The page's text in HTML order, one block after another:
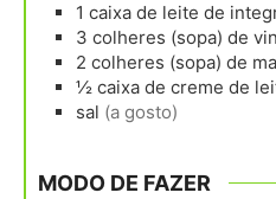
1 caixa de leite de
3 colheres (sopa) de
2 colheres (sopa) de
½ caixa de creme de
sal (a gosto)
MODO DE FAZER